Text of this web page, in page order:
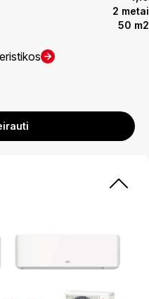
2 metai
50 m2